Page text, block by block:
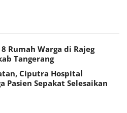
Rumah Warga di Rajeg
Tangerang
Ciputra Hospital
Pasien Sepakat Selesaikan